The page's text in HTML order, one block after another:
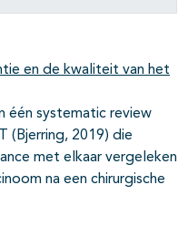
en de kwaliteit van het
één systematic review
(Bjerring, 2019) die
met elkaar vergeleken
na een chirurgische